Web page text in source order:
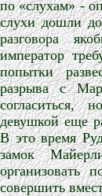
по «слухам» -
слухи дошли
разговора
император
попытки
разрыва с
согласиться,
девушкой еще
В это время
замок
организовать
совершить